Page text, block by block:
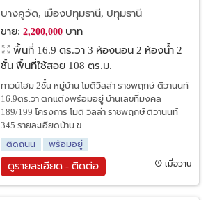
พร้อมอยู่
บางคูวัด, เมืองปทุมธานี, ปทุมธานี
ขาย: 2,200,000บาท
พื้นที่ 16.9 ตร.วา 3 ห้องนอน 2 ห้องน้ำ 2
ชั้น พื้นที่ใช้สอย 108 ตร.ม.
ทาวน์โฮม 2ชั้น หมู่บ้าน โมดิวิลล่า ราชพฤกษ์-ติวานนท์
16.9ตร.วา ตกแต่งพร้อมอยู่ บ้านเลขที่มงคล
189/199 โครงการ โมดิ วิลล่า ราชพฤกษ์ ติวานนท์
345 รายละเอียดบ้าน ข
ติดถนน
พร้อมอยู่
ดูรายละเอียด - ติดต่อ เมื่อวาน